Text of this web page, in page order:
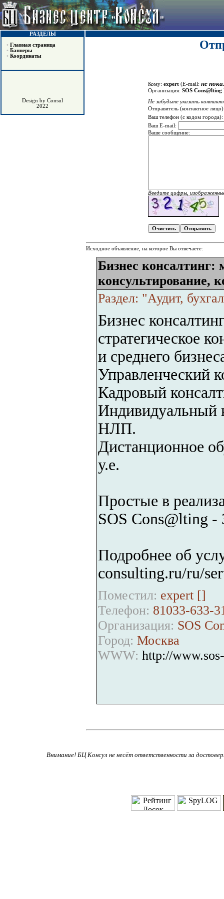
РАЗДЕЛЫ
• Главная страница
• Баннеры
• Координаты
Design by Consul
2022
Кому: expert (E-mail: не
Организация: SOS Cons@lting
Не забудьте указать
Отправитель (контактное
Ваш телефон (с кодом города):
Ваш E-mail:
Ваше сообщение:
Введите цифры,
Исходное объявление, на которое Вы отвечаете:
Бизнес консалтинг:
консультирование,
Раздел: "Аудит,
Бизнес
стратегическое
и среднего
Управленческий
Кадровый
Индивидуальный
НЛП.
Дистанционное
у.е.
Простые в
SOS Cons@lting -
Подробнее об
consulting.ru/ru/
Поместил: expert []
Телефон: 81033-633-
Организация: SOS
Город: Москва
WWW: http://
Внимание! БЦ Консул не несёт ответственности за